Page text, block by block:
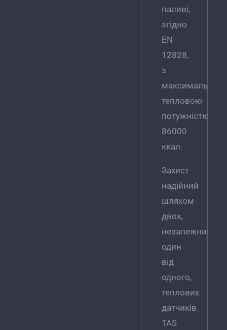
паливі,
згідно
EN
12828,
з
максимальною
тепловою
потужністю
86000
ккал.
Захист
надійний
шляхом
двох,
незалежних
один
від
одного,
теплових
датчиків.
TAS